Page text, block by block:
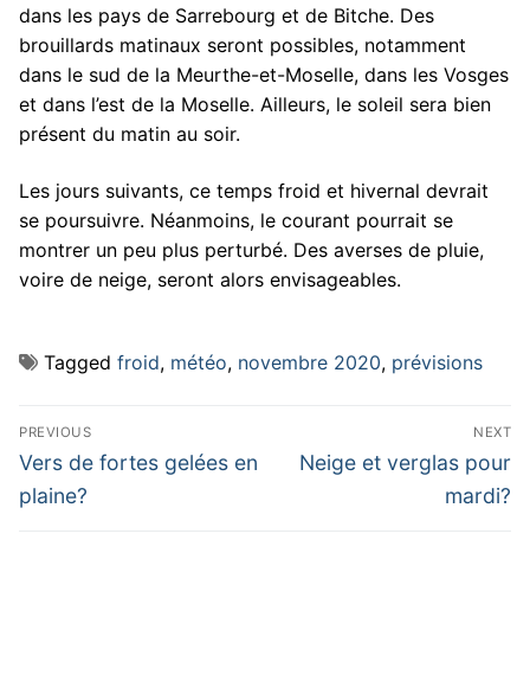
dans les pays de Sarrebourg et de Bitche. Des
brouillards matinaux seront possibles, notamment
dans le sud de la Meurthe-et-Moselle, dans les Vosges
et dans l’est de la Moselle. Ailleurs, le soleil sera bien
présent du matin au soir.
Les jours suivants, ce temps froid et hivernal devrait
se poursuivre. Néanmoins, le courant pourrait se
montrer un peu plus perturbé. Des averses de pluie,
voire de neige, seront alors envisageables.
Tagged froid, météo, novembre 2020, prévisions
Navigation
de
l’article
PREVIOUS
Previous
post:
Vers de fortes gelées en
plaine?
NEXT
Next
Neige et verglas pour
mardi?